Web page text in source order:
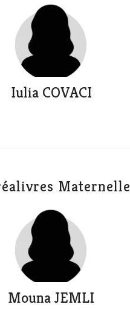
Iulia COVACI
Maternelle
Mouna JEMLI